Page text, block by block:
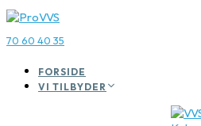
70 60 40 35
FORSIDE
VI TILBYDER